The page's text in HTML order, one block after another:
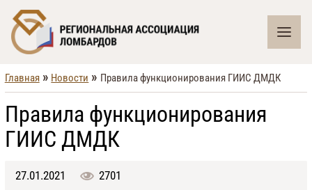
Главная » Новости » Правила функционирования ГИИС ДМДК
Правила функционирования
ГИИС ДМДК
27.01.2021 2701